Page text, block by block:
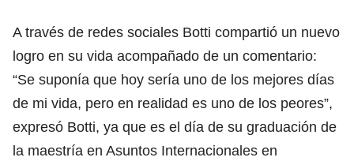
A través de redes sociales Botti compartió un nuevo
logro en su vida acompañado de un comentario:
“Se suponía que hoy sería uno de los mejores días
de mi vida, pero en realidad es uno de los peores”,
expresó Botti, ya que es el día de su graduación de
la maestría en Asuntos Internacionales en